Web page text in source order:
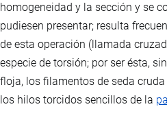
homogeneidad y la sección y se
pudiesen presentar; resulta
de esta operación (llamada
especie de torsión; por ser ésta,
floja, los filamentos de seda
los hilos torcidos sencillos de la